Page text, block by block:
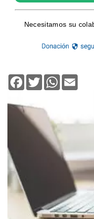
Facebook
TwitterWhatsApp